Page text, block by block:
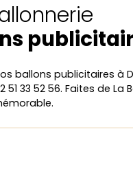
ballons publicitaires à
33 52 56. Faites de La